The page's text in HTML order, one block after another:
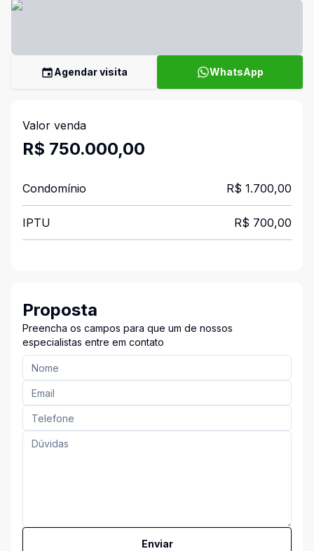
Agendar visita WhatsApp
Valor venda
R$ 750.000,00
Condomínio R$ 1.700,00
IPTU R$ 700,00
Proposta
Preencha os campos para que um de nossos
especialistas entre em contato
Enviar